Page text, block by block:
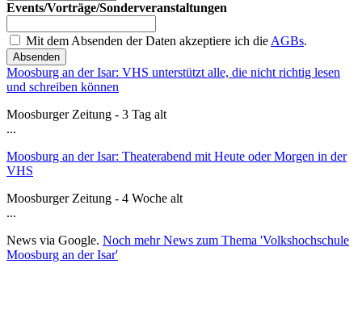
Events/Vorträge/Sonderveranstaltungen
Mit dem Absenden der Daten akzeptiere ich die AGBs.
Absenden
Moosburg an der Isar: VHS unterstützt alle, die nicht richtig lesen
und schreiben können
Moosburger Zeitung - 3 Tag alt
...
Moosburg an der Isar: Theaterabend mit Heute oder Morgen in der
VHS
Moosburger Zeitung - 4 Woche alt
...
News via Google. Noch mehr News zum Thema 'Volkshochschule
Moosburg an der Isar'